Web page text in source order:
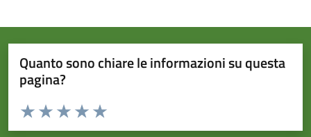
Quanto sono chiare le informazioni su questa
pagina?
Domanda
Valuta da 1 a 5 stelle la pagina
Valuta 5 stelle su 5
Valuta 4 stelle su 5
Valuta 3 stelle su 5
Valuta 2 stelle su 5
Valuta 1 stelle su 5